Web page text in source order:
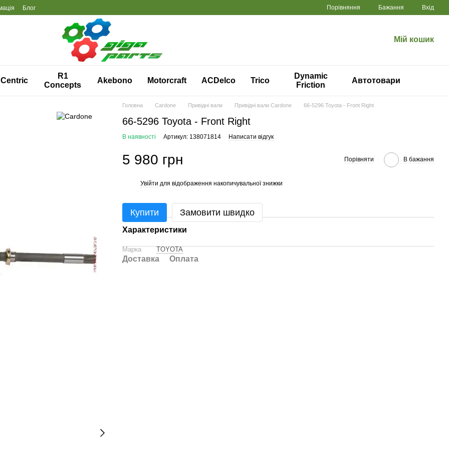
Блог Порівняння Бажання Вхід
Мій кошик
Centric
R1
Concepts
Akebono Motorcraft ACDelco Trico
Dynamic
Friction
Автотовари
Головна Cardone Привідні вали Привідні вали Cardone 66-5296 Toyota - Front Right
66-5296 Toyota - Front Right
В наявності Артикул: 138071814 Написати відгук
5 980 грн Порівняти В бажання
Увійти для відображення накопичувальної знижки
Купити Замовити швидко
Характеристики
Марка TOYOTA
Доставка Оплата